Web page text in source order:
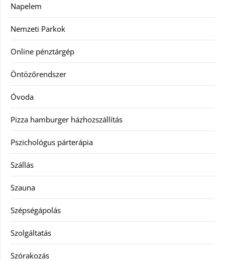
Napelem
Nemzeti Parkok
Online pénztárgép
Öntözőrendszer
Óvoda
Pizza hamburger házhozszállítás
Pszichológus párterápia
Szállás
Szauna
Szépségápolás
Szolgáltatás
Szórakozás